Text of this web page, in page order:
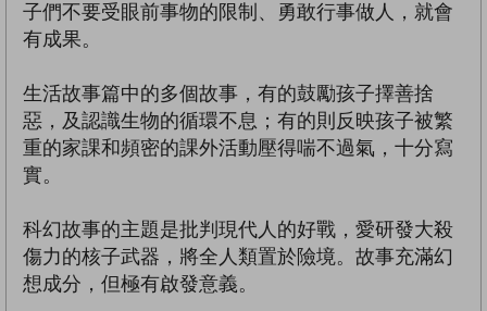
子們不要受眼前事物的限制、勇敢行事做人，就會
有成果。
生活故事篇中的多個故事，有的鼓勵孩子擇善捨
惡，及認識生物的循環不息；有的則反映孩子被繁
重的家課和頻密的課外活動壓得喘不過氣，十分寫
實。
科幻故事的主題是批判現代人的好戰，愛研發大殺
傷力的核子武器，將全人類置於險境。故事充滿幻
想成分，但極有啟發意義。